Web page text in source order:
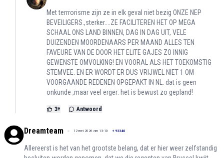
Met terrrorisme zijn ze in elk geval niet bezig ONZE NEP
BEVEILIGERS.,sterker....ZE FACILITEREN HET OP MEGA
SCHAAL ONS LAND BINNEN, DAG IN DAG UIT, VELE
DUIZENDEN MOORDENAARS PER MAAND ALLES TEN
FAVEURE VAN DE DOOR HET ELITE GAJES ZO INNIG
GEWENSTE OMVOLKING! EN VOORAL ALS HET TOEKOMSTIG
STEMVEE. EN ER WORDT ER DUS VRIJWEL NIET 1 OM
VOORGAANDE REDENEN OPGEPAKT IN NL. dat is geen
onkunde ,maar veel erger: het is bewust zo gepland!
3+ Antwoord
Dreamteam 12 mei 2026 om 13:10 + 93340
Allereerst is het van het grootste belang, dat er hier weer zelfstandig